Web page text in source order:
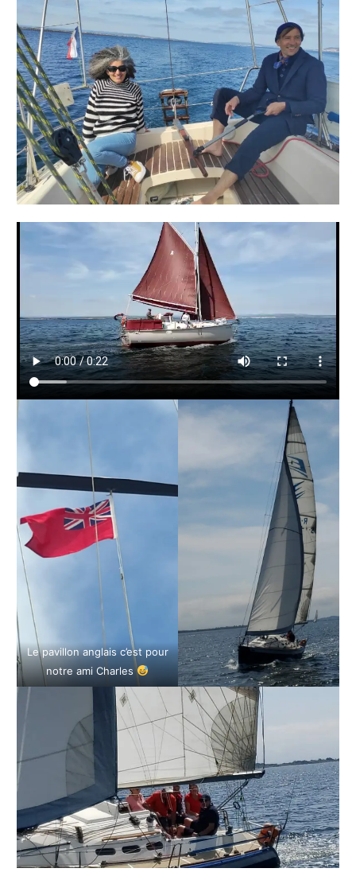
Le pavillon anglais c’est pour
notre ami Charles